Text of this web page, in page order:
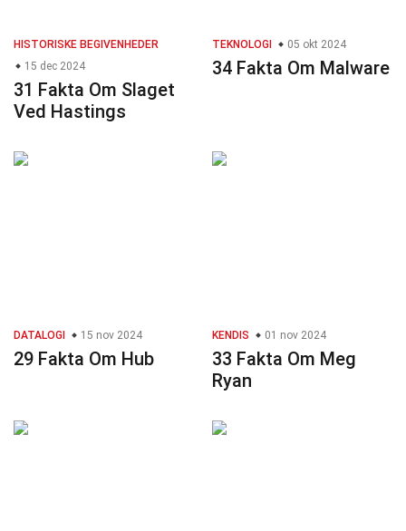
HISTORISKE BEGIVENHEDER
15 dec 2024
31 Fakta Om Slaget
Ved Hastings
TEKNOLOGI 05 okt 2024
34 Fakta Om Malware
DATALOGI 15 nov 2024
29 Fakta Om Hub
KENDIS 01 nov 2024
33 Fakta Om Meg
Ryan